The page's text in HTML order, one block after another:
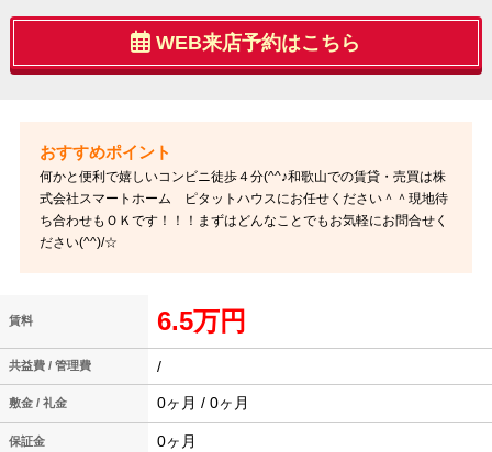
WEB来店予約はこちら
何かと便利で嬉しいコンビニ徒歩４分(^^♪和歌山での賃貸・売買は株
式会社スマートホーム ピタットハウスにお任せください＾＾現地待
ち合わせもＯＫです！！！まずはどんなことでもお気軽にお問合せく
ださい(^^)/☆
賃料 6.5万円
共益費 / 管理費 /
敷金 / 礼金 0ヶ月 / 0ヶ月
保証金 0ヶ月